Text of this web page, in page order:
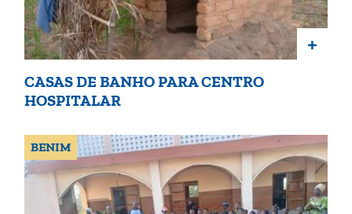
+
CASAS DE BANHO PARA CENTRO
HOSPITALAR
BENIM